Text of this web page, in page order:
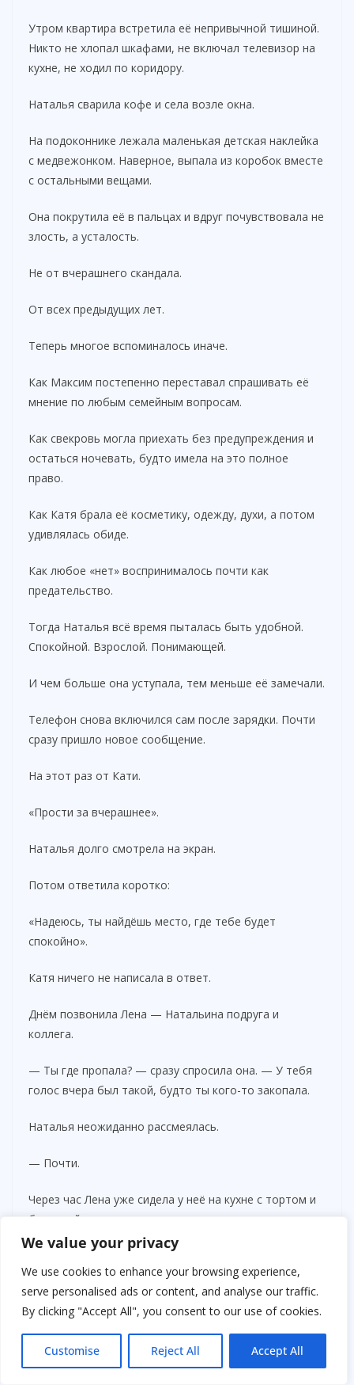
We value your privacy
We use cookies to enhance your browsing experience,
serve personalised ads or content, and analyse our traffic.
By clicking "Accept All", you consent to our use of cookies.
Customise Reject All Accept All
Утром квартира встретила её непривычной тишиной.
Никто не хлопал шкафами, не включал телевизор на
кухне, не ходил по коридору.
Наталья сварила кофе и села возле окна.
На подоконнике лежала маленькая детская наклейка
с медвежонком. Наверное, выпала из коробок вместе
с остальными вещами.
Она покрутила её в пальцах и вдруг почувствовала не
злость, а усталость.
Не от вчерашнего скандала.
От всех предыдущих лет.
Теперь многое вспоминалось иначе.
Как Максим постепенно переставал спрашивать её
мнение по любым семейным вопросам.
Как свекровь могла приехать без предупреждения и
остаться ночевать, будто имела на это полное
право.
Как Катя брала её косметику, одежду, духи, а потом
удивлялась обиде.
Как любое «нет» воспринималось почти как
предательство.
Тогда Наталья всё время пыталась быть удобной.
Спокойной. Взрослой. Понимающей.
И чем больше она уступала, тем меньше её замечали.
Телефон снова включился сам после зарядки. Почти
сразу пришло новое сообщение.
На этот раз от Кати.
«Прости за вчерашнее».
Наталья долго смотрела на экран.
Потом ответила коротко:
«Надеюсь, ты найдёшь место, где тебе будет
спокойно».
Катя ничего не написала в ответ.
Днём позвонила Лена — Натальина подруга и
коллега.
— Ты где пропала? — сразу спросила она. — У тебя
голос вчера был такой, будто ты кого-то закопала.
Наталья неожиданно рассмеялась.
— Почти.
Через час Лена уже сидела у неё на кухне с тортом и
бутылкой лимонада.
— Так, рассказывай.
Наталья рассказала всё. Без истерики. Даже
удивительно спокойно.
Лена слушала молча, только иногда качала головой.